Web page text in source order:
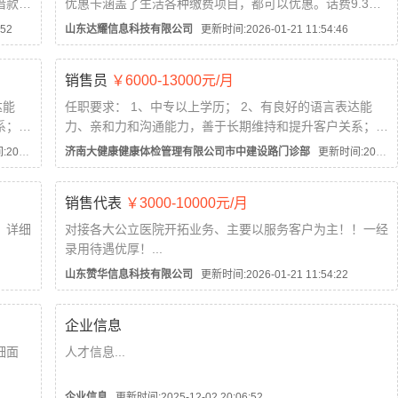
。
优惠卡涵盖了生活各种缴费项目，都可以优惠。话费9.3
折，充100元话费用我们的优惠卡只需93元。水电燃气9.5
折，影视会员一折起，八折洗车，八折电影，一卡通用，客
单价高，收入乐观，欢迎了解。...
山东达耀信息科技有限公司 更新时间:2026-01-21 11:54:46
能
者
销售员 ￥6000-13000元/月
任职要求： 1、中专以上学历； 2、有良好的语言表达能
力、亲和力和沟通能力，善于长期维持和提升客户关系；
3、有相关社会背景及工作经验者优先； 4、有医学背景者
优先...
济南大健康健康体检管理有限公司市中建设路门诊部更新时间:2026-01-21 11:54:32
详细
销售代表 ￥3000-10000元/月
对接各大公立医院开拓业务、主要以服务客户为主！！一经
录用待遇优厚！...
山东赞华信息科技有限公司 更新时间:2026-01-21 11:54:22
面
企业信息
人才信息...